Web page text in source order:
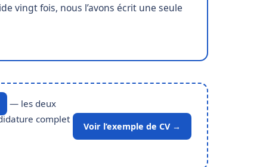
vingt fois, nous l’avons écrit une seule
— les deux
complet
Voir l’exemple de CV →